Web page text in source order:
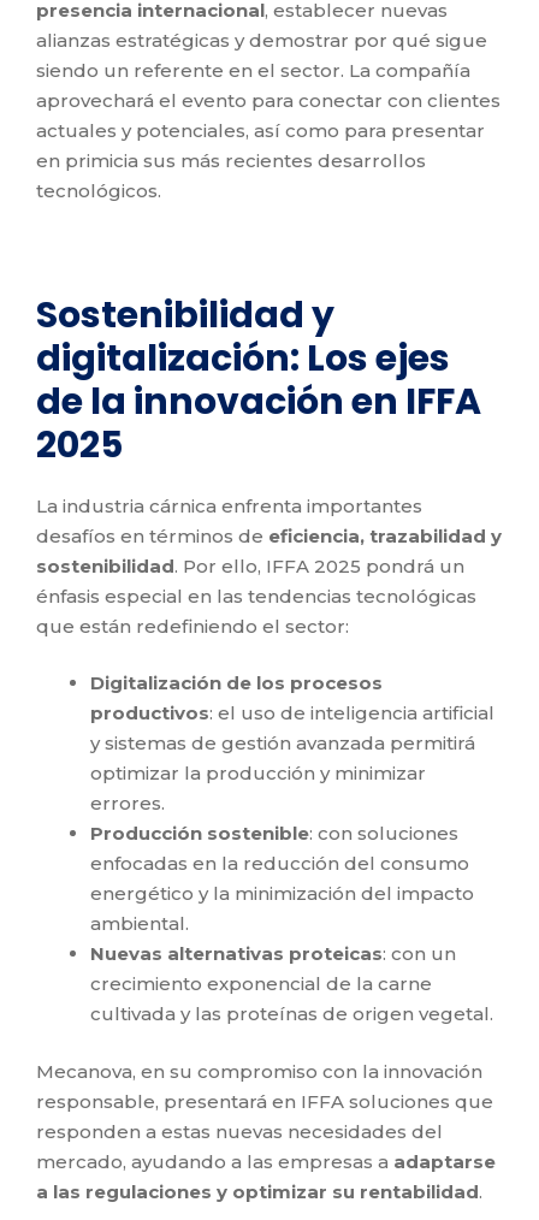
presencia internacional, establecer nuevas
alianzas estratégicas y demostrar por qué sigue
siendo un referente en el sector. La compañía
aprovechará el evento para conectar con clientes
actuales y potenciales, así como para presentar
en primicia sus más recientes desarrollos
tecnológicos.
Sostenibilidad y
digitalización: Los ejes
de la innovación en IFFA
2025
La industria cárnica enfrenta importantes
desafíos en términos de eficiencia, trazabilidad y
sostenibilidad. Por ello, IFFA 2025 pondrá un
énfasis especial en las tendencias tecnológicas
que están redefiniendo el sector:
Digitalización de los procesos
productivos: el uso de inteligencia artificial
y sistemas de gestión avanzada permitirá
optimizar la producción y minimizar
errores.
Producción sostenible: con soluciones
enfocadas en la reducción del consumo
energético y la minimización del impacto
ambiental.
Nuevas alternativas proteicas: con un
crecimiento exponencial de la carne
cultivada y las proteínas de origen vegetal.
Mecanova, en su compromiso con la innovación
responsable, presentará en IFFA soluciones que
responden a estas nuevas necesidades del
mercado, ayudando a las empresas a adaptarse
a las regulaciones y optimizar su rentabilidad.